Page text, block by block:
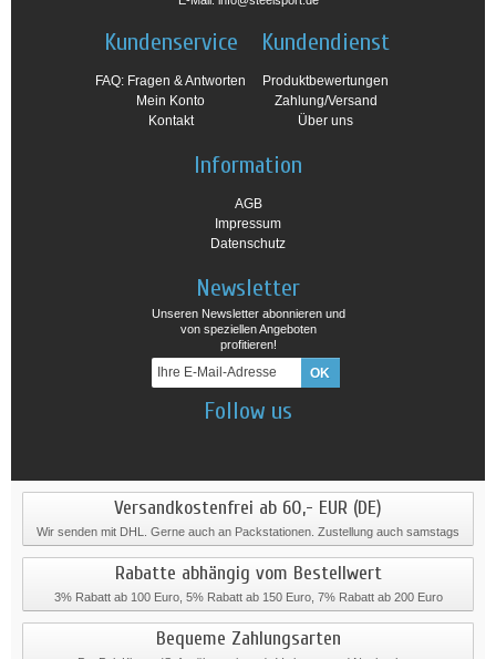
Kundenservice
FAQ: Fragen & Antworten
Mein Konto
Kontakt
Kundendienst
Produktbewertungen
Zahlung/Versand
Über uns
Information
AGB
Impressum
Datenschutz
Newsletter
Unseren Newsletter abonnieren und
von speziellen Angeboten
profitieren!
Follow us
Versandkostenfrei ab 60,- EUR (DE)
Wir senden mit DHL. Gerne auch an Packstationen. Zustellung auch samstags
Rabatte abhängig vom Bestellwert
3% Rabatt ab 100 Euro, 5% Rabatt ab 150 Euro, 7% Rabatt ab 200 Euro
Bequeme Zahlungsarten